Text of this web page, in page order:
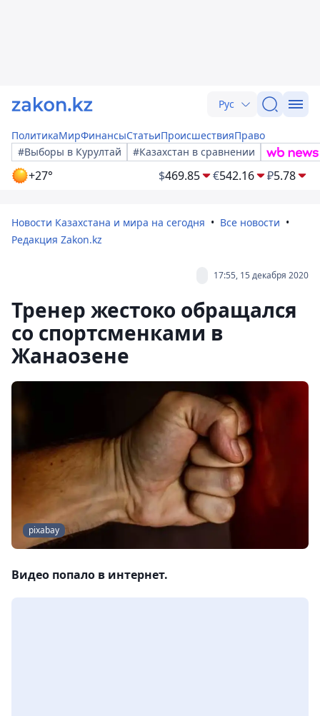
Рус
ПолитикаМирФинансыСтатьиПроисшествияПраво
#Выборы в Курултай
#Казахстан в сравнении
+27° $469.85 €542.16 ₽5.78
Новости Казахстана и мира на сегодня
Все новости
Редакция Zakon.kz
17:55, 15 декабря 2020
Тренер жестоко обращался
со спортсменками в
Жанаозене
pixabay
Видео попало в интернет.